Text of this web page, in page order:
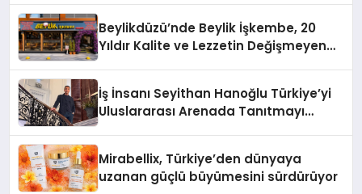
Beylikdüzü’nde Beylik İşkembe, 20
Yıldır Kalite ve Lezzetin Değişmeyen
İş İnsanı Seyithan Hanoğlu Türkiye’yi
Uluslararası Arenada Tanıtmayı
Mirabellix, Türkiye’den dünyaya
uzanan güçlü büyümesini sürdürüyor